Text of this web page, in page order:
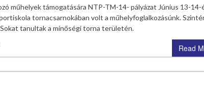
műhelyek támogatására NTP-TM-14- pályázat Június 13-14-
tornacsarnokában volt a műhelyfoglalkozásúnk.
tanultak a minőségi torna területén.
Read